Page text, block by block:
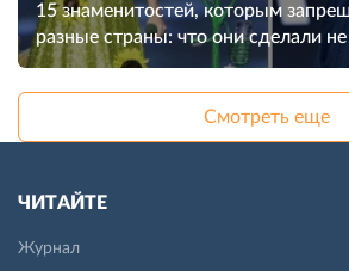
15 знаменитостей, которым
разные страны: что они сделали не
Смотреть еще
ЧИТАЙТЕ
Журнал